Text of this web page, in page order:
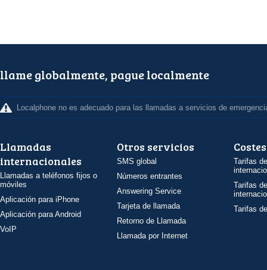
llame globalmente, pague localmente
Localphone no es adecuado para las llamadas a servicios de
Llamadas
internacionales
Llamadas a teléfonos fijos o
móviles
Aplicación para iPhone
Aplicación para Android
VoIP
Otros servicios
SMS global
Números entrantes
Answering Service
Tarjeta de llamada
Retorno de Llamada
Llamada por Internet
Costes
Tarifas
Tarifas
Tarifas